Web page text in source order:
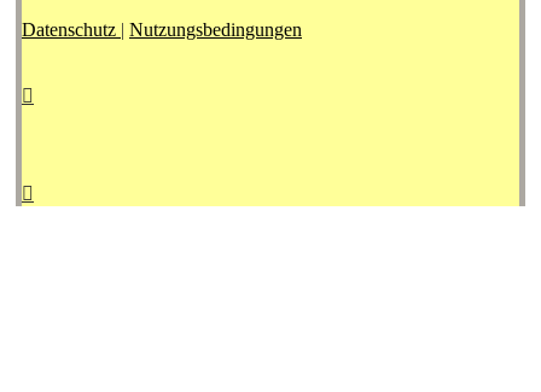
Datenschutz | Nutzungsbedingungen